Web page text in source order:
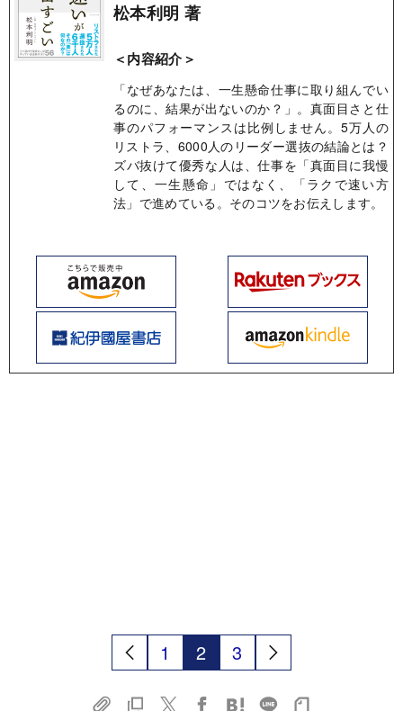
松本利明 著
＜内容紹介＞
「なぜあなたは、一生懸命仕事に取り組んでい
るのに、結果が出ないのか？」。真面目さと仕
事のパフォーマンスは比例しません。5万人の
リストラ、6000人のリーダー選抜の結論とは？
ズバ抜けて優秀な人は、仕事を「真面目に我慢
して、一生懸命」ではなく、「ラクで速い方
法」で進めている。そのコツをお伝えします。
1 2 3